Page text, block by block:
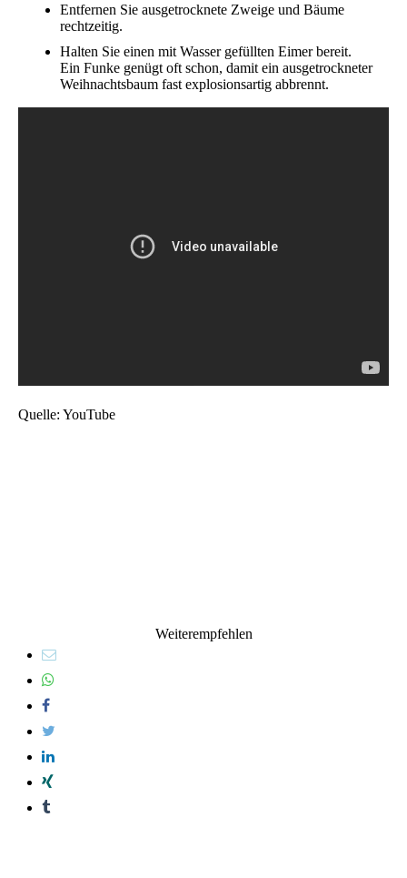
Entfernen Sie ausgetrocknete Zweige und Bäume
rechtzeitig.
Halten Sie einen mit Wasser gefüllten Eimer bereit.
Ein Funke genügt oft schon, damit ein ausgetrockneter
Weihnachtsbaum fast explosionsartig abbrennt.
Quelle: YouTube
Weiterempfehlen